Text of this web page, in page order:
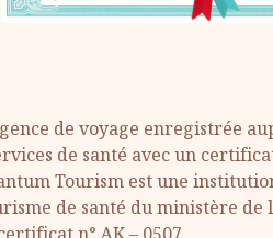
de voyage enregistrée
de santé avec un
Tourism est une
de santé du ministère de